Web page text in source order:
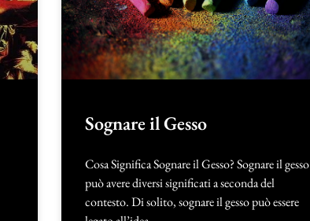
Sognare il Gesso
Cosa Significa Sognare il Gesso? Sognare il gesso
può avere diversi significati a seconda del
contesto. Di solito, sognare il gesso può essere